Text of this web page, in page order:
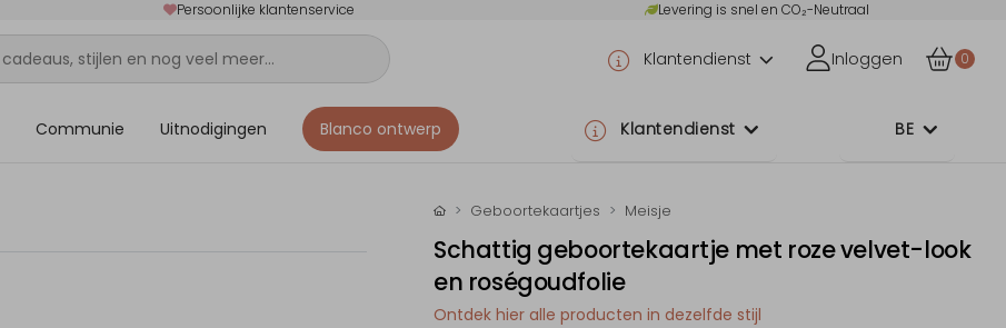
Persoonlijke klantenservice Levering is snel en CO₂-Neutraal
Klantendienst Inloggen 0
Communie Uitnodigingen Blanco ontwerp Klantendienst BE
Geboortekaartjes Meisje
Schattig geboortekaartje met roze velvet-look
en roségoudfolie
Ontdek hier alle producten in dezelfde stijl